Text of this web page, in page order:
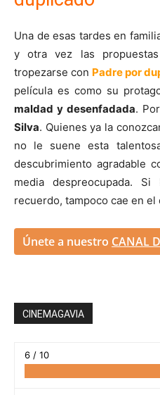
Una de esas tardes en
y otra vez las
tropezarse con Padre por
película es como su
maldad y desenfadada.
Silva. Quienes ya la
no le suene esta
descubrimiento agradable
media despreocupada.
recuerdo, tampoco cae en el
Únete a nuestro CANAL
CINEMAGAVIA
6 / 10